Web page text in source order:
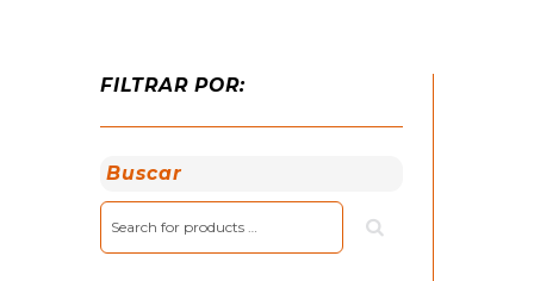
FILTRAR POR:
Buscar